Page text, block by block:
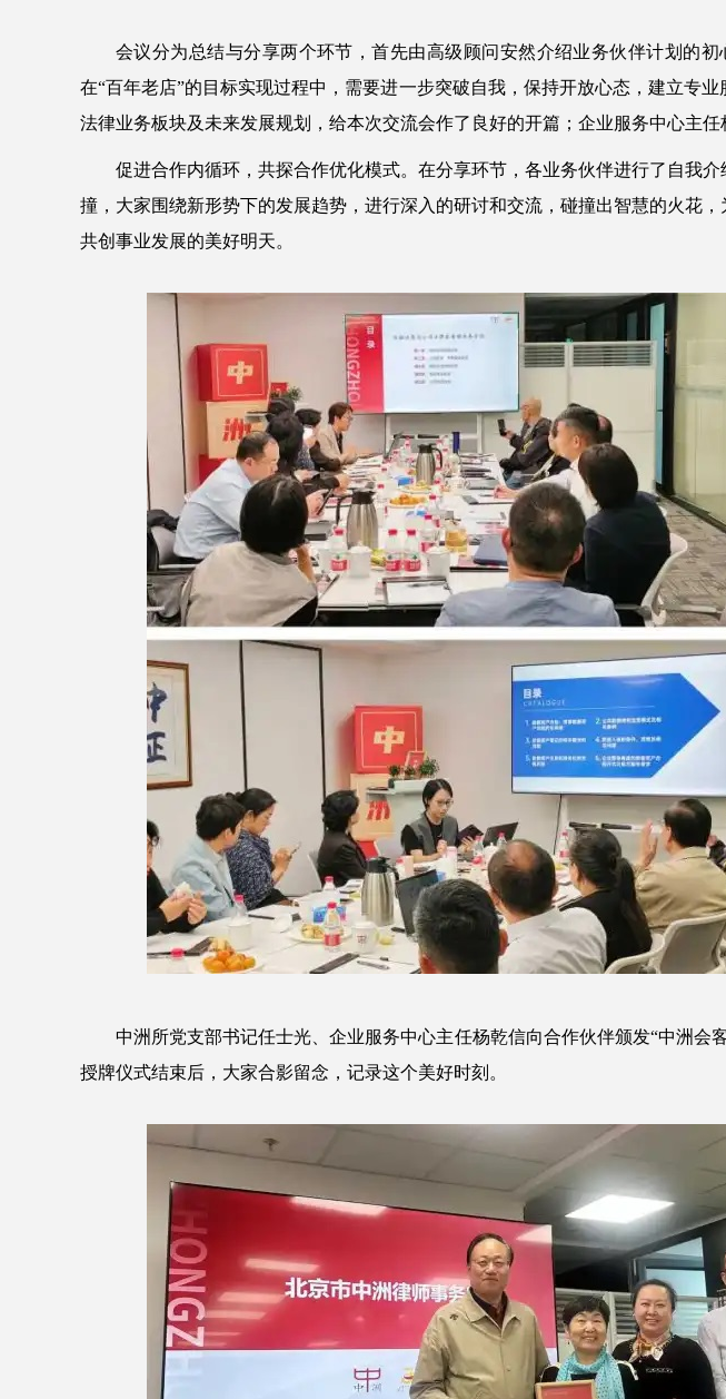
会议分为总结与分享两个环节，首先由高级顾问安然介绍业务伙伴计划的
在“百年老店”的目标实现过程中，需要进一步突破自我，保持开放心态，建立专
法律业务板块及未来发展规划，给本次交流会作了良好的开篇；企业服务中心主
促进合作内循环，共探合作优化模式。在分享环节，各业务伙伴进行了自我
撞，大家围绕新形势下的发展趋势，进行深入的研讨和交流，碰撞出智慧的火花
共创事业发展的美好明天。
中洲所党支部书记任士光、企业服务中心主任杨乾信向合作伙伴颁发“中洲会
授牌仪式结束后，大家合影留念，记录这个美好时刻。